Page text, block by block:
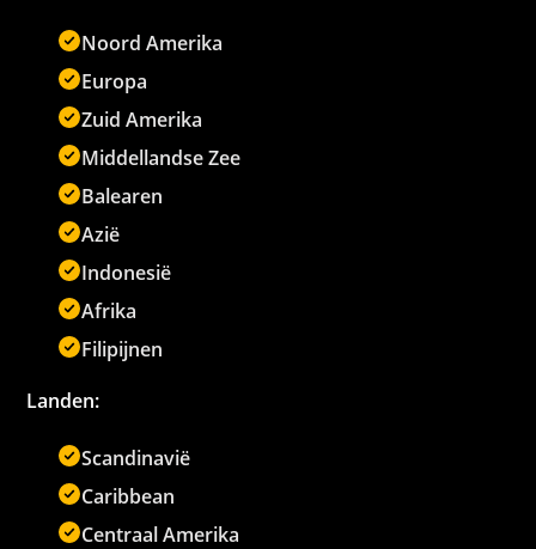
Noord Amerika
Europa
Zuid Amerika
Middellandse Zee
Balearen
Azië
Indonesië
Afrika
Filipijnen
Landen:
Scandinavië
Caribbean
Centraal Amerika